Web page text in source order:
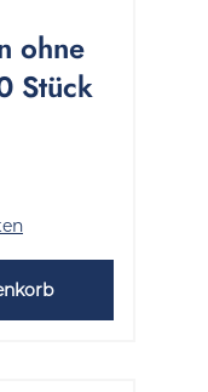
ohne
Stück